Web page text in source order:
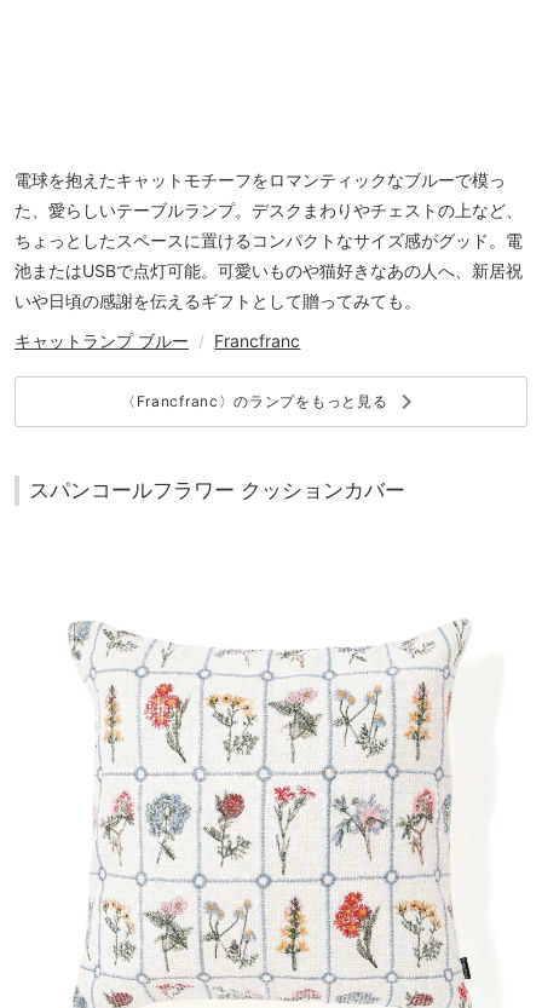
電球を抱えたキャットモチーフをロマンティックなブルーで模っ
た、愛らしいテーブルランプ。デスクまわりやチェストの上など、
ちょっとしたスペースに置けるコンパクトなサイズ感がグッド。電
池またはUSBで点灯可能。可愛いものや猫好きなあの人へ、新居祝
いや日頃の感謝を伝えるギフトとして贈ってみても。
キャットランプ ブルー / Francfranc
〈Francfranc〉のランプをもっと見る keyboard_arrow_right
スパンコールフラワー クッションカバー